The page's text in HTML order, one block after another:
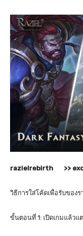
razielrebirth >>
วิธีการใส่โค้ดเพื่อรับของร
ขั้นตอนที่ 1: เปิดเกมแล้ว